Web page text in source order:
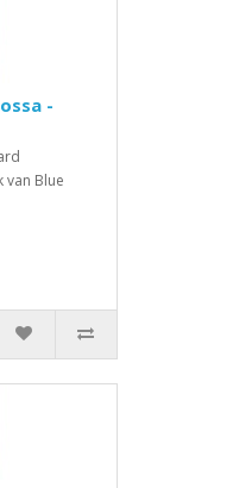
-
van Blue